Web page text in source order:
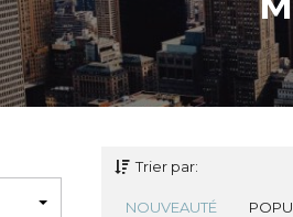
Trier par:
NOUVEAUTÉ